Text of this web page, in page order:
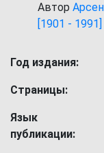
Автор
[1901 - 1991]
Год издания:
Страницы:
Язык
публикации: